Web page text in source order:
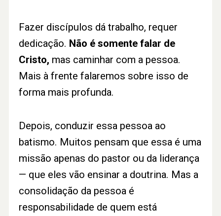
Fazer discípulos dá trabalho, requer
dedicação. Não é somente falar de
Cristo, mas caminhar com a pessoa.
Mais à frente falaremos sobre isso de
forma mais profunda.
Depois, conduzir essa pessoa ao
batismo. Muitos pensam que essa é uma
missão apenas do pastor ou da liderança
— que eles vão ensinar a doutrina. Mas a
consolidação da pessoa é
responsabilidade de quem está